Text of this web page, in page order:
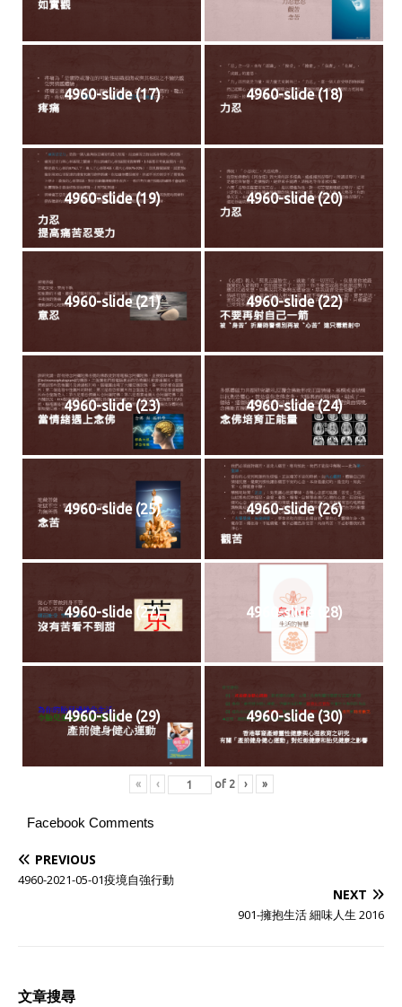
4960-slide (17) 4960-slide (18)
4960-slide (19) 4960-slide (20)
4960-slide (21) 4960-slide (22)
4960-slide (23) 4960-slide (24)
4960-slide (25) 4960-slide (26)
4960-slide (27) 4960-slide (28)
4960-slide (29) 4960-slide (30)
« ‹ of 2 › »
Facebook Comments
PREVIOUS
4960-2021-05-01疫境自強行動
NEXT
901-擁抱生活 細味人生 2016
文章搜尋